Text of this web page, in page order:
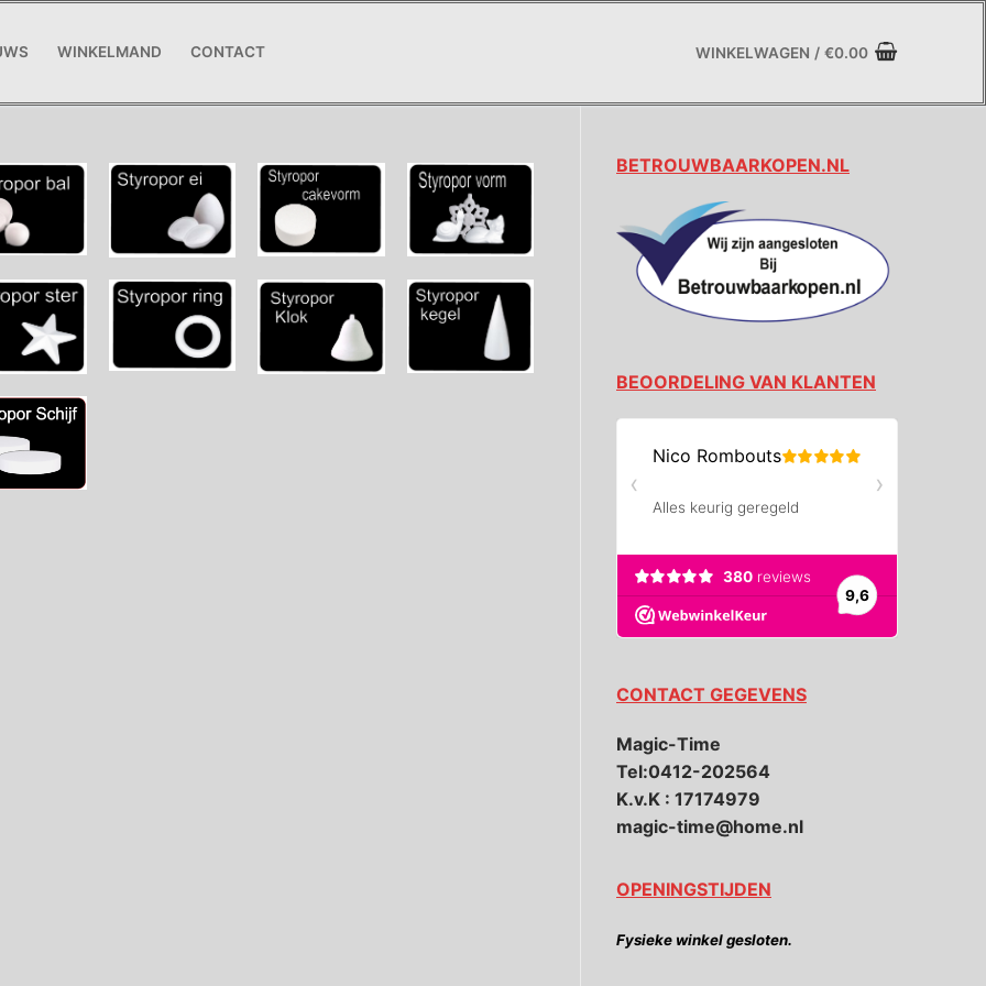
WINKELMAND CONTACT WINKELWAGEN / €0.00
BETROUWBAARKOPEN.NL
BEOORDELING VAN KLANTEN
CONTACT GEGEVENS
Magic-Time
Tel:0412-202564
K.v.K : 17174979
magic-time@home.nl
OPENINGSTIJDEN
Fysieke winkel gesloten.